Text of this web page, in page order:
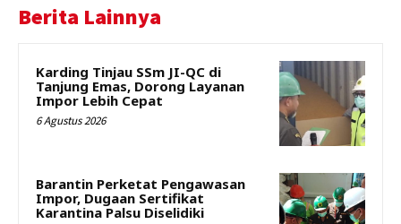
Berita Lainnya
Karding Tinjau SSm JI-QC di
Tanjung Emas, Dorong Layanan
Impor Lebih Cepat
6 Agustus 2026
Barantin Perketat Pengawasan
Impor, Dugaan Sertifikat
Karantina Palsu Diselidiki